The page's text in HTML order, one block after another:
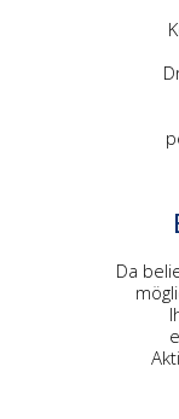
Da